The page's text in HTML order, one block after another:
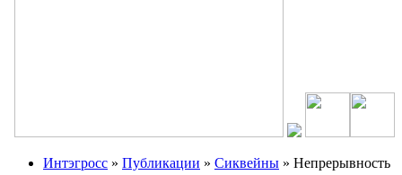
Интэгросс » Публикации » Сиквейны » Непрерывность